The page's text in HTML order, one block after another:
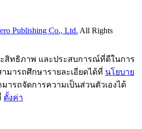
Publishing Co., Ltd. All Rights
สิทธิภาพ และประสบการณ์ที่ดีในการ
ารถศึกษารายละเอียดได้ที่ นโยบาย
มารถจัดการความเป็นส่วนตัวเองได้
ตั้งค่า